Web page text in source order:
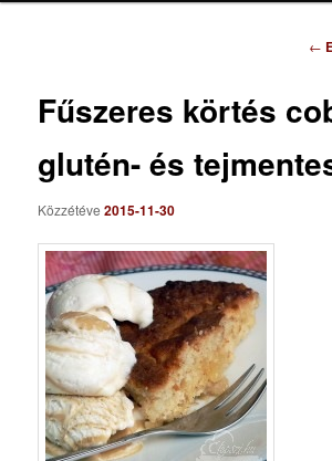
←
Fűszeres körtés
glutén- és
Közzétéve2015-11-30